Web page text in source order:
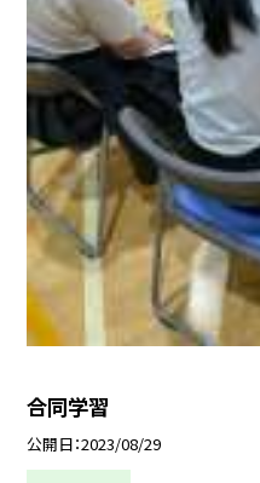
合同学習
公開日 2023/08/29